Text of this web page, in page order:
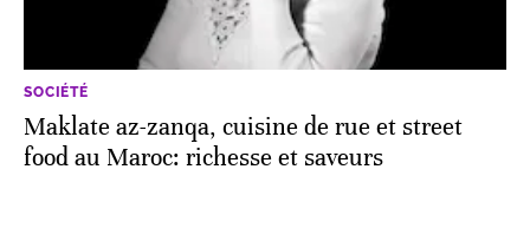
SOCIÉTÉ
Maklate az-zanqa, cuisine de rue et street
food au Maroc: richesse et saveurs